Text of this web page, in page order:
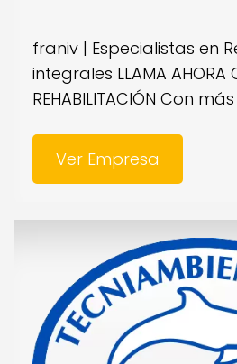
franiv | Especialistas en
integrales LLAMA AHORA
REHABILITACIÓN Con
Ver Empresa